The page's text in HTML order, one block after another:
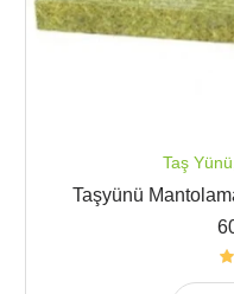
Taş Yünü
Taşyünü